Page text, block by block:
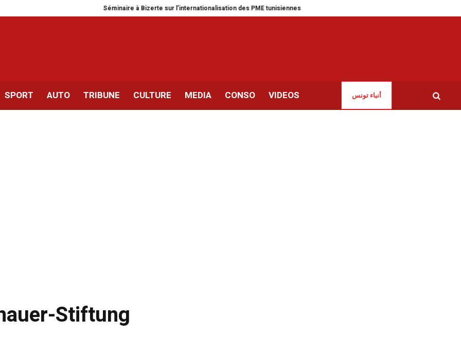
Séminaire à Bizerte sur l’internationalisation des PME tunisiennes Nakba | La Tunisie réaffirme son soutien inconditionnel à
SPORT AUTO TRIBUNE CULTURE MEDIA CONSO VIDEOS أنباء تونس
Stiftung